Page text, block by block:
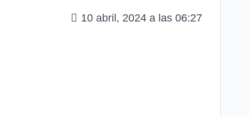
10 abril, 2024 a las 06:27